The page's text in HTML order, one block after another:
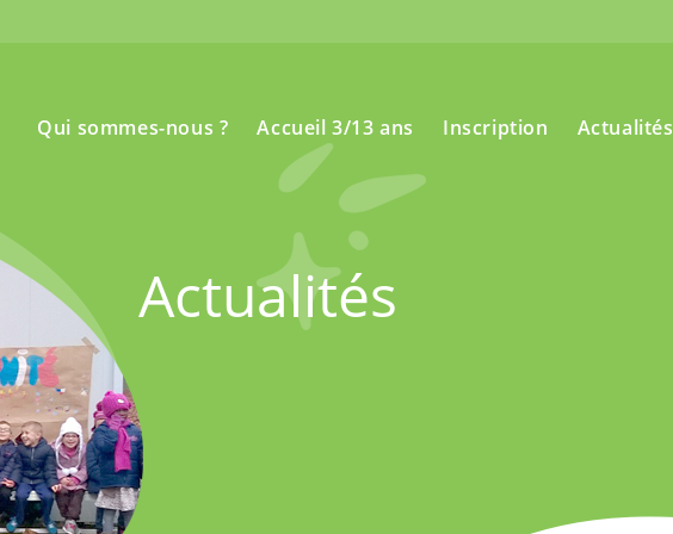
Qui sommes-nous ? Accueil 3/13 ans Inscription Actualités
Actualités